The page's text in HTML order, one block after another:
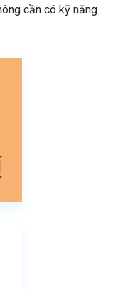
cần có kỹ năng